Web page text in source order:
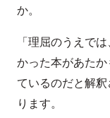
か。
「理屈のうえで
かった本があた
ているのだと解
ります。